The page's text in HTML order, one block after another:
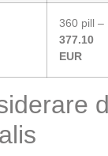
360 pill –
377.10
EUR